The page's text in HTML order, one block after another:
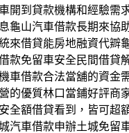
開到貸款機構和經驗需
龜山汽車借款長期來協
來借貸能房地融資代辧
款免留車安全民間借貸
車借款合法當舖的資金
的優質林口當鋪好評商
全額借貸看到，皆可超
汽車借款申辦土城免留